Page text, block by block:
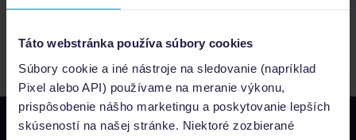
Táto webstránka používa súbory cookies
Súbory cookie a iné nástroje na sledovanie (napríklad
Pixel alebo API) používame na meranie výkonu,
prispôsobenie nášho marketingu a poskytovanie lepších
skúseností na našej stránke. Niektoré zozbierané